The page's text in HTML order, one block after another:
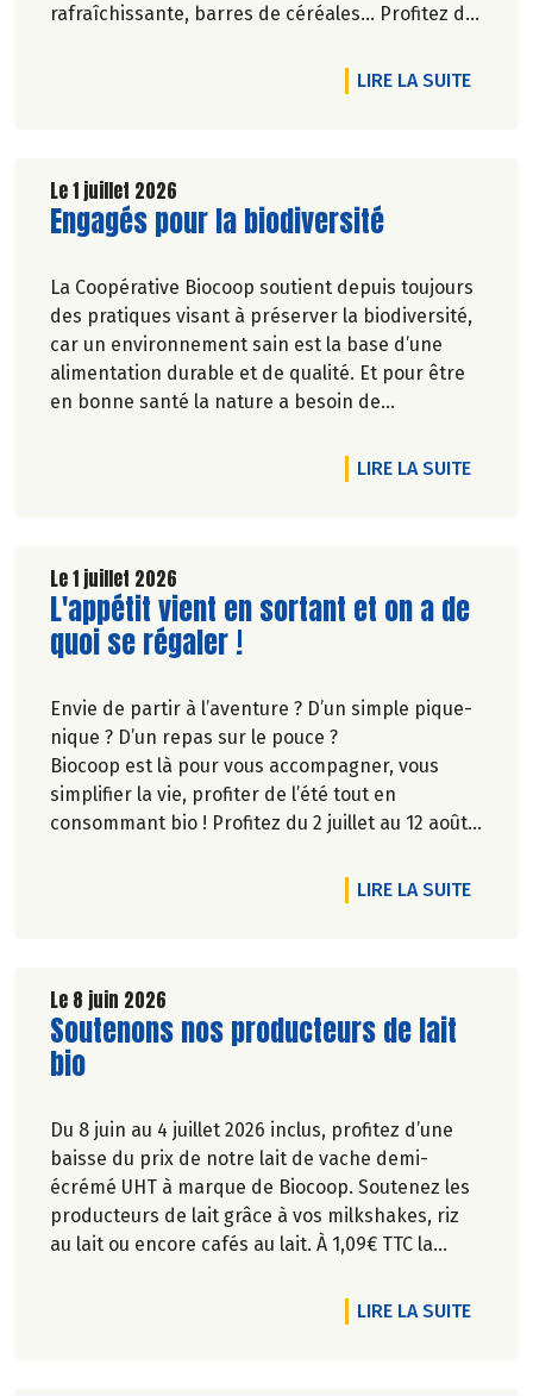
rafraîchissante, barres de céréales... Profitez de
LIRE LA SUITEDE
Le 1 juillet 2026
Lire la suite de l'article
Engagés pour la biodiversité
La Coopérative Biocoop soutient depuis toujours
des pratiques visant à préserver la biodiversité,
car un environnement sain est la base d’une
alimentation durable et de qualité. Et pour être
en bonne santé la nature a besoin de
LIRE LA SUITEDE
Le 1 juillet 2026
Lire la suite de l'article
L'appétit vient en sortant et on a de
quoi se régaler !
Envie de partir à l’aventure ? D’un simple pique-
nique ? D’un repas sur le pouce ?
Biocoop est là pour vous accompagner, vous
simplifier la vie, profiter de l’été tout en
consommant bio ! Profitez du 2 juillet au 12 août
LIRE LA SUITEDE
Le 8 juin 2026
Lire la suite de l'article
Soutenons nos producteurs de lait
bio
Du 8 juin au 4 juillet 2026 inclus, profitez d’une
baisse du prix de notre lait de vache demi-
écrémé UHT à marque de Biocoop. Soutenez les
producteurs de lait grâce à vos milkshakes, riz
au lait ou encore cafés au lait. À 1,09€ TTC la
LIRE LA SUITEDE